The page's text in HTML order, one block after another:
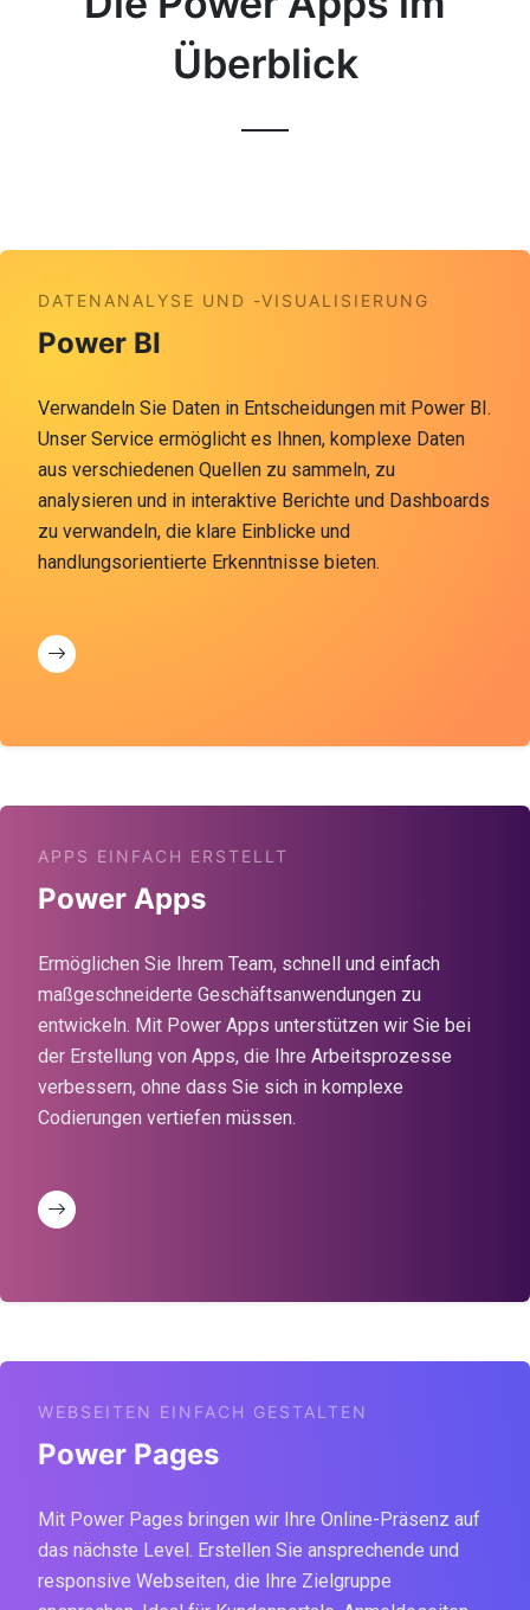
Überblick
DATENANALYSE UND -VISUALISIERUNG
Power BI
Verwandeln Sie Daten in Entscheidungen mit Power BI.
Unser Service ermöglicht es Ihnen, komplexe Daten
aus verschiedenen Quellen zu sammeln, zu
analysieren und in interaktive Berichte und Dashboards
zu verwandeln, die klare Einblicke und
handlungsorientierte Erkenntnisse bieten.
APPS EINFACH ERSTELLT
Power Apps
Ermöglichen Sie Ihrem Team, schnell und einfach
maßgeschneiderte Geschäftsanwendungen zu
entwickeln. Mit Power Apps unterstützen wir Sie bei
der Erstellung von Apps, die Ihre Arbeitsprozesse
verbessern, ohne dass Sie sich in komplexe
Codierungen vertiefen müssen.
WEBSEITEN EINFACH GESTALTEN
Power Pages
Mit Power Pages bringen wir Ihre Online-Präsenz auf
das nächste Level. Erstellen Sie ansprechende und
responsive Webseiten, die Ihre Zielgruppe